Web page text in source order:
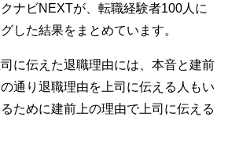
ナビNEXTが、転職経験者100人に
した結果をまとめています。
に伝えた退職理由には、本音と建前
通り退職理由を上司に伝える人もい
ために建前上の理由で上司に伝える